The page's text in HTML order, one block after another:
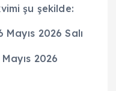
şu şekilde:
2026 Salı
2026